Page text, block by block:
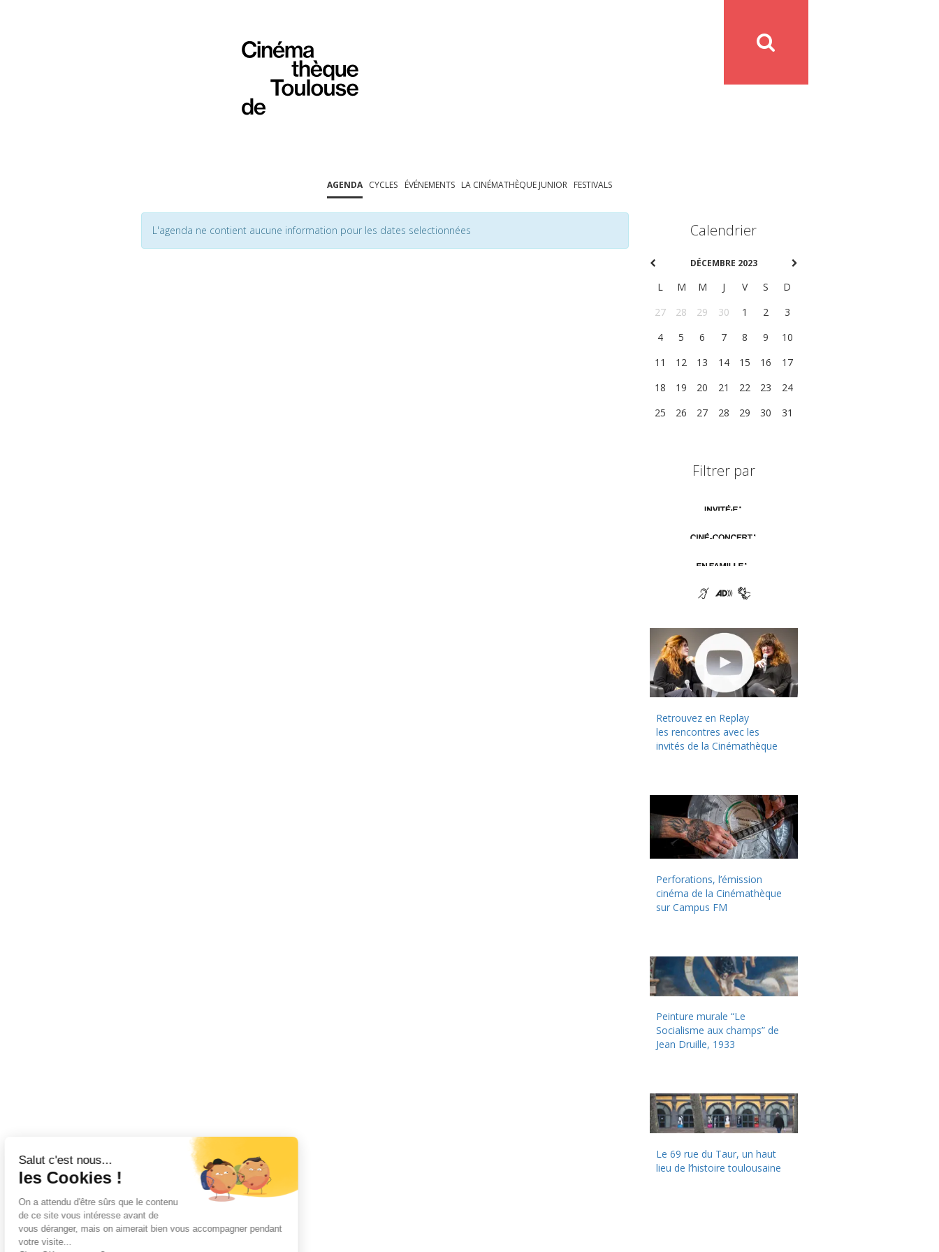
AGENDA CYCLES ÉVÉNEMENTS LA CINÉMATHÈQUE JUNIOR FESTIVALS
L'agenda ne contient aucune information pour les dates selectionnées Calendrier
DÉCEMBRE 2023
L M M J V S
D
27
28 29 30 1 2
3
4
5 6 7 8 9
10
11
12 13 14 15 16
17
18
19 20 21 22 23
24
25
26 27 28 29 30 31
Filtrer par
Retrouvez en Replay
les rencontres avec les
invités de la Cinémathèque
Perforations, l’émission
cinéma de la Cinémathèque
sur Campus FM
Peinture murale “Le
Socialisme aux champs” de
Jean Druille, 1933
Le 69 rue du Taur, un haut
lieu de l’histoire toulousaine